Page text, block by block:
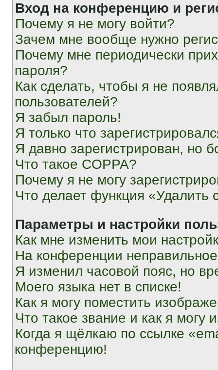
Вход на конференцию и
Почему я не могу войти?
Зачем мне вообще нужно
Почему мне периодически
пароля?
Как сделать, чтобы я не
пользователей?
Я забыл пароль!
Я только что
Я давно зарегистрирован, но
Что такое COPPA?
Почему я не могу
Что делает функция «Удалить
Параметры и настройки
Как мне изменить мои
На конференции
Я изменил часовой пояс, но
Моего языка нет в списке!
Как я могу поместить
Что такое звание и как я могу
Когда я щёлкаю по ссылке
конференцию!